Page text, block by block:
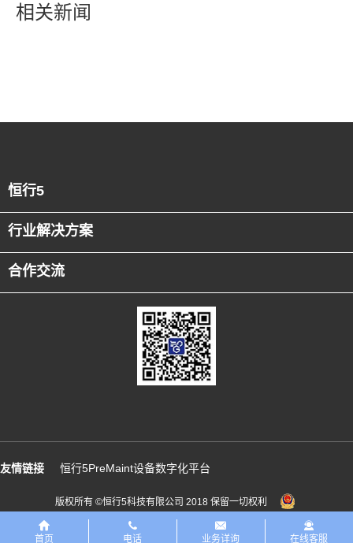
相关新闻
恒行5
行业解决方案
合作交流
友情链接 恒行5PreMaint设备数字化平台
版权所有 ©恒行5科技有限公司 2018 保留一切权利
首页 电话 业务详询 在线客服